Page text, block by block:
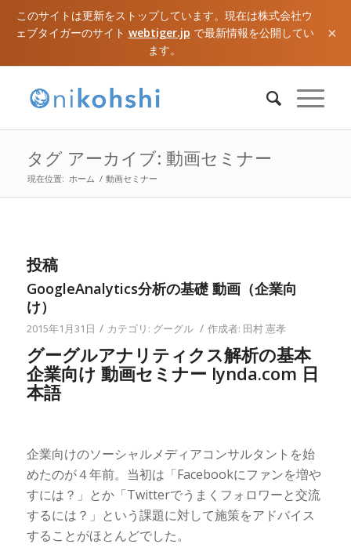
このサイトは更新をストップしています。現在は株式会社ウ
ェブタイガーのサイト webtiger.jp で最新情報を公開してい
ます。
×
タグ アーカイブ: 動画セミナー
現在位置: ホーム / 動画セミナー
投稿
GoogleAnalytics分析の基礎 動画（企業向
け）
2015年1月31日 / カテゴリ: グーグル / 作成者: 田村 憲孝
グーグルアナリティクス解析の基本
企業向け 動画セミナー lynda.com 日
本語
企業向けのソーシャルメディアコンサルタントを始
めたのが４年前。当初は「Facebookにファンを増や
すには？」とか「Twitterでうまくフォロワーと交流
するには？」という課題に対して施策をアドバイス
することがほとんどでした。